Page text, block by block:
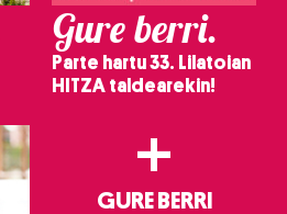
Gure berri.
Parte hartu 33. Lilatoian
HITZA taldearekin!
+
GURE BERRI